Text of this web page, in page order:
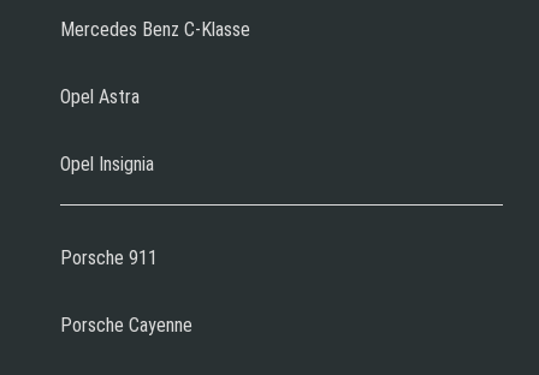
Mercedes Benz C-Klasse
Opel Astra
Opel Insignia
Porsche 911
Porsche Cayenne